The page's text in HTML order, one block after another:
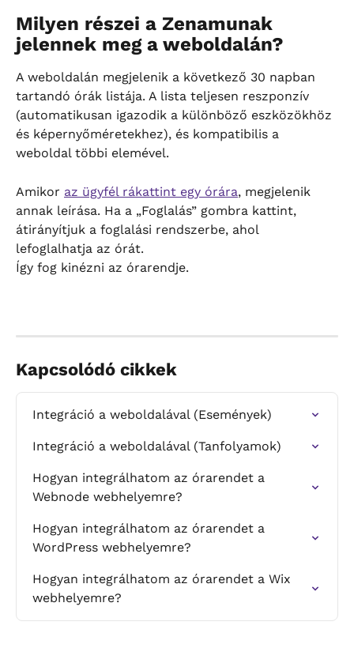
Milyen részei a Zenamunak
jelennek meg a weboldalán?
A weboldalán megjelenik a következő 30 napban
tartandó órák listája. A lista teljesen reszponzív
(automatikusan igazodik a különböző eszközökhöz
és képernyőméretekhez), és kompatibilis a
weboldal többi elemével.
Amikor az ügyfél rákattint egy órára, megjelenik
annak leírása. Ha a „Foglalás” gombra kattint,
átirányítjuk a foglalási rendszerbe, ahol
lefoglalhatja az órát.
Így fog kinézni az órarendje.
Kapcsolódó cikkek
Integráció a weboldalával (Események)
Integráció a weboldalával (Tanfolyamok)
Hogyan integrálhatom az órarendet a
Webnode webhelyemre?
Hogyan integrálhatom az órarendet a
WordPress webhelyemre?
Hogyan integrálhatom az órarendet a Wix
webhelyemre?